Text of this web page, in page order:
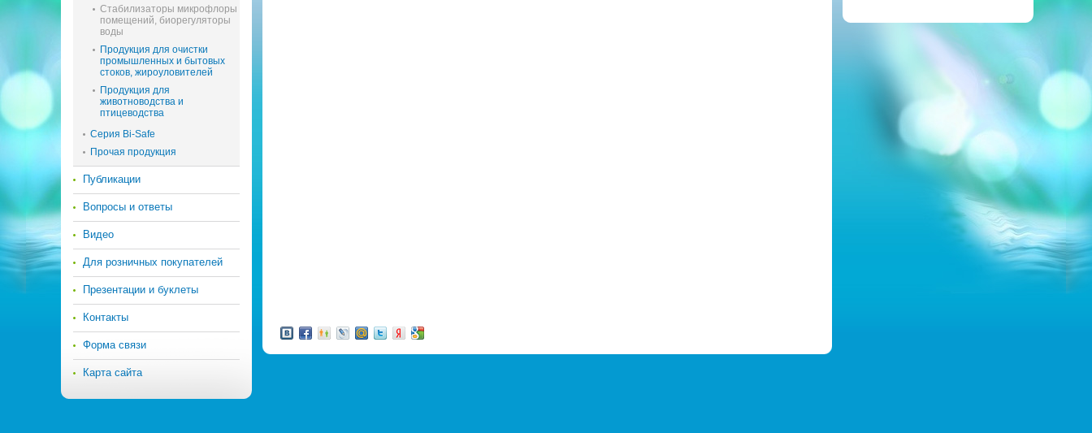
Стабилизаторы микрофлоры
помещений, биорегуляторы
воды
Продукция для очистки
промышленных и бытовых
стоков, жироуловителей
Продукция для
животноводства и
птицеводства
Серия Bi-Safe
Прочая продукция
Публикации
Вопросы и ответы
Видео
Для розничных покупателей
Презентации и буклеты
Контакты
Форма связи
Карта сайта